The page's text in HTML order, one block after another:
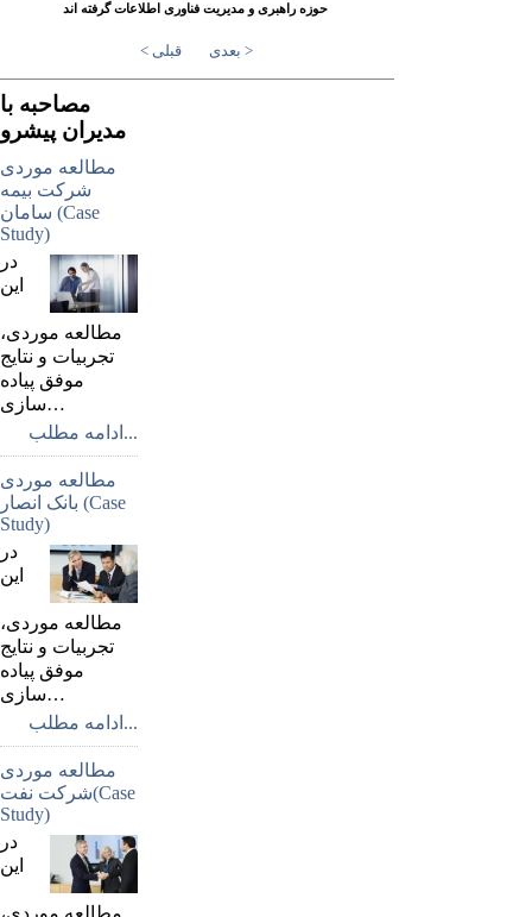
حوزه راهبری و مدیریت فناوری اطلاعات گرفته ­اند
< قبلی بعدی >
مصاحبه با
مدیران پیشرو
مطالعه موردی
شرکت بیمه
سامان (Case
Study)
در
اين
مطالعه موردی،
تجربيات و نتايج
موفق پياده
سازی…
ادامه مطلب...
مطالعه موردی
بانک انصار (Case
Study)
در
اين
مطالعه موردی،
تجربيات و نتايج
موفق پياده
سازی…
ادامه مطلب...
مطالعه موردی
شرکت نفت(Case
Study)
در
اين
مطالعه موردی،